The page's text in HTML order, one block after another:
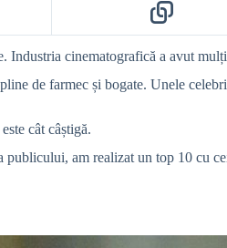
cinematografică a avut
de farmec și bogate. Unele
cât câștigă.
am realizat un top 10 cu